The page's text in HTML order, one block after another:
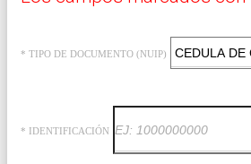
* TIPO DE DOCUMENTO (NUIP)
* IDENTIFICACIÓN